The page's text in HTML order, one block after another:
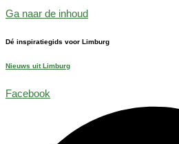
Ga naar de inhoud
Dé inspiratiegids voor Limburg
Nieuws uit Limburg
Facebook